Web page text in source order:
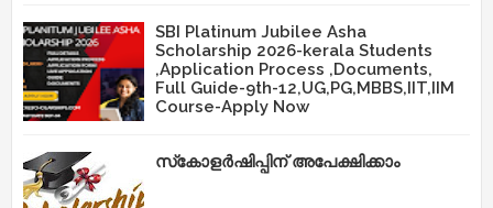
SBI Platinum Jubilee Asha
Scholarship 2026-kerala Students
,Application Process ,Documents,
Full Guide-9th-12,UG,PG,MBBS,IIT,IIM
Course-Apply Now
സ്‌കോളർഷിപ്പിന് അപേക്ഷിക്കാം